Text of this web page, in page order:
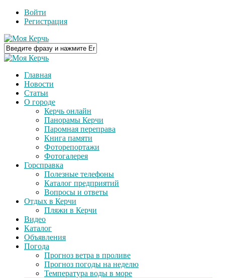
Войти
Регистрация
Главная
Новости
Статьи
О городе
Керчь онлайн
Панорамы Керчи
Паромная переправа
Книга памяти
Фоторепортажи
Фотогалерея
Горсправка
Полезные телефоны
Каталог предприятий
Вопросы и ответы
Отдых в Керчи
Пляжи в Керчи
Видео
Каталог
Объявления
Погода
Прогноз ветра в проливе
Прогноз погоды на неделю
Температура воды в море